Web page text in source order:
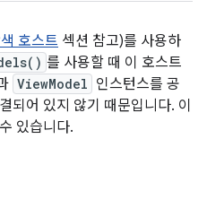
호스트 섹션 참고)를 사용하
를 사용할 때 이 호스트
ViewModel 인스턴스를 공
되어 있지 않기 때문입니다. 이
있습니다.